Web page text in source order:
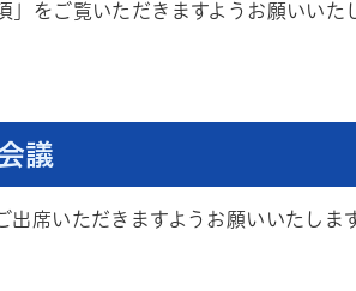
をご覧いただきますようお願いいた
議
席いただきますようお願いいたしま